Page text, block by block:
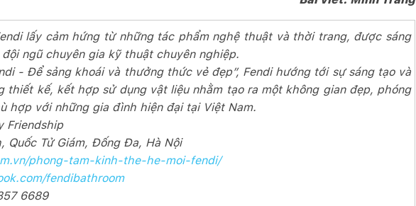
lấy cảm hứng từ những tác phẩm nghệ thuật và thời trang, được sáng
ngũ chuyên gia kỹ thuật chuyên nghiệp.
- Để sảng khoái và thưởng thức vẻ đẹp”, Fendi hướng tới sự sáng tạo và
thiết kế, kết hợp sử dụng vật liệu nhằm tạo ra một không gian đẹp, phóng
hợp với những gia đình hiện đại tại Việt Nam.
Friendship
Quốc Tử Giám, Đống Đa, Hà Nội
phong-tam-kinh-the-he-moi-fendi/
fendibathroom
6689